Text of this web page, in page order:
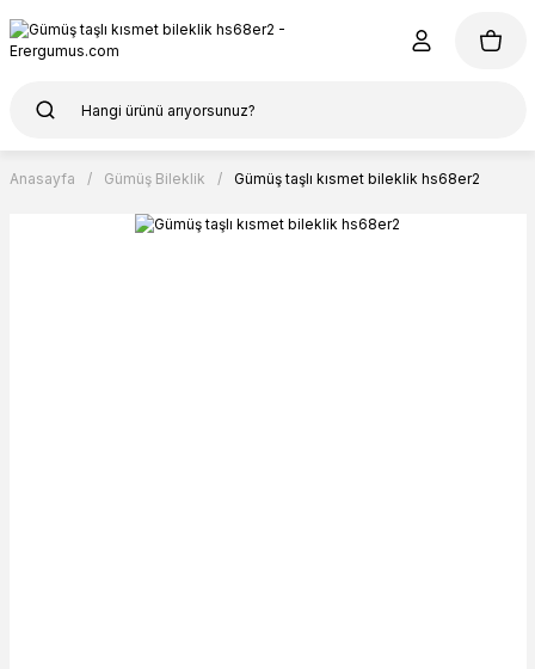
Anasayfa Gümüş Bileklik Gümüş taşlı kısmet bileklik hs68er2